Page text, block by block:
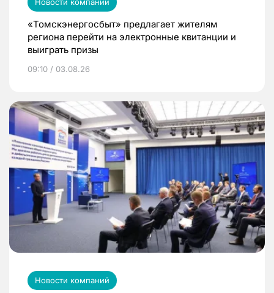
«Томскэнергосбыт» предлагает жителям
региона перейти на электронные квитанции и
выиграть призы
09:10 / 03.08.26
Новости компаний